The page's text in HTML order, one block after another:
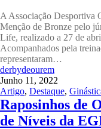
A Associação Desportiva
Menção de Bronze pelo
Life, realizado a 27 de
Acompanhados pela
representaram…
derbydeourem
Junho 11, 2022
Artigo, Destaque,
Raposinhos de
de Níveis da